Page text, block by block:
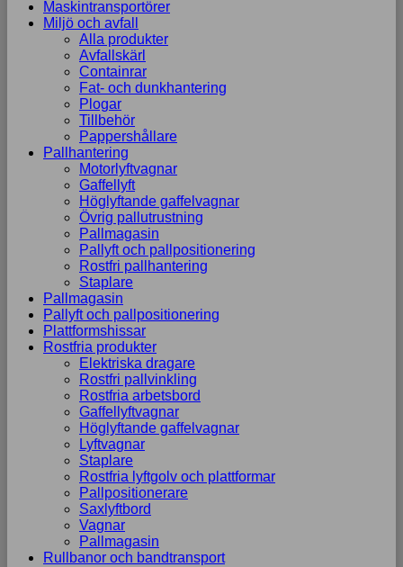
Maskintransportörer
Miljö och avfall
Alla produkter
Avfallskärl
Containrar
Fat- och dunkhantering
Plogar
Tillbehör
Pappershållare
Pallhantering
Motorlyftvagnar
Gaffellyft
Höglyftande gaffelvagnar
Övrig pallutrustning
Pallmagasin
Pallyft och pallpositionering
Rostfri pallhantering
Staplare
Pallmagasin
Pallyft och pallpositionering
Plattformshissar
Rostfria produkter
Elektriska dragare
Rostfri pallvinkling
Rostfria arbetsbord
Gaffellyftvagnar
Höglyftande gaffelvagnar
Lyftvagnar
Staplare
Rostfria lyftgolv och plattformar
Pallpositionerare
Saxlyftbord
Vagnar
Pallmagasin
Rullbanor och bandtransport